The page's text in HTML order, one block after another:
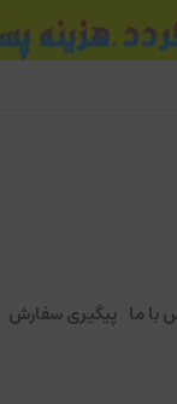
با ما پیگیری سفارش